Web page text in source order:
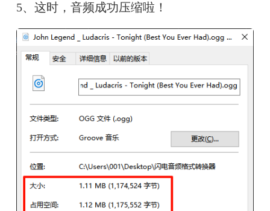
5、这时，音频成功压缩啦！